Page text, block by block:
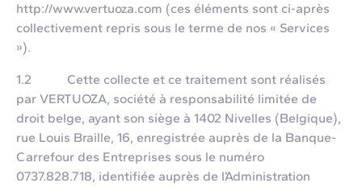
http://www.vertuoza.com (ces éléments sont ci-après
collectivement repris sous le terme de nos « Services
»).
1.2 Cette collecte et ce traitement sont réalisés
par VERTUOZA, société à responsabilité limitée de
droit belge, ayant son siège à 1402 Nivelles (Belgique),
rue Louis Braille, 16, enregistrée auprès de la Banque-
Carrefour des Entreprises sous le numéro
0737.828.718, identifiée auprès de l’Administration